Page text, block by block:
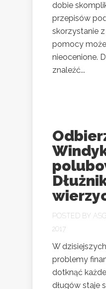
dobie
przepisów
skorzystanie
pomocy
nieocenione.
znaleźć...
POSTED BY
2017
W
problemy
dotknąć
długów staje